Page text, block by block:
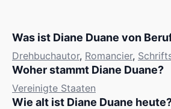
Was ist Diane Duane von
Drehbuchautor, Romancier,
Woher stammt Diane Duane?
Vereinigte Staaten
Wie alt ist Diane Duane